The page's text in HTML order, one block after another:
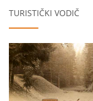
TURISTIČKI VODIČ